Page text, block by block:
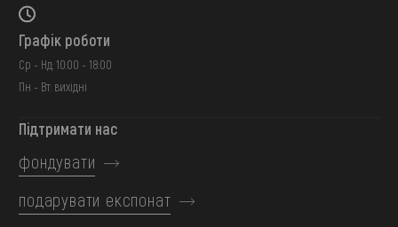
Графік роботи
Ср - Нд: 10:00 - 18:00
Пн - Вт: вихідні
Підтримати нас
фондувати
подарувати експонат